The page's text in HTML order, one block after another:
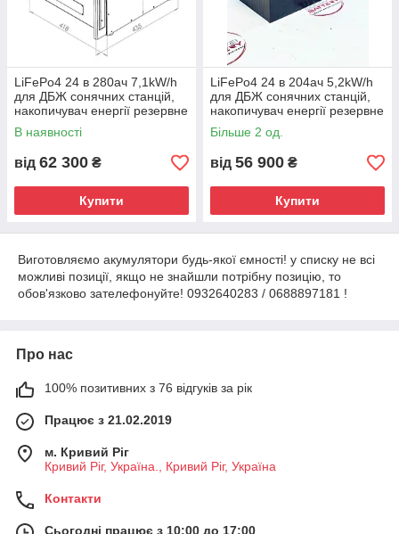
LiFePo4 24 в 280ач 7,1kW/h
для ДБЖ сонячних станцій,
накопичувач енергії резервне
живлення UPS ДБЖ Літій
Залізо фосфат
В наявності
від 62 300 ₴
Купити
LiFePo4 24 в 204ач 5,2kW/h
для ДБЖ сонячних станцій,
накопичувач енергії резервне
живлення UPS ДБЖ Літій
Залізо батарея
Більше 2 од.
від 56 900 ₴
Купити
Виготовляємо акумулятори будь-якої ємності! у списку не всі
можливі позиції, якщо не знайшли потрібну позицію, то
обов'язково зателефонуйте! 0932640283 / 0688897181 !
Про нас
100% позитивних з 76 відгуків за рік
Працює з 21.02.2019
м. Кривий Ріг
Кривий Ріг, Україна., Кривий Ріг, Україна
Контакти
Сьогодні працює з 10:00 до 17:00